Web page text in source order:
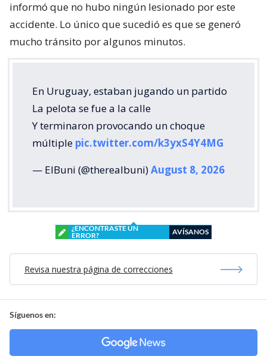
informó que no hubo ningún lesionado por este
accidente. Lo único que sucedió es que se generó
mucho tránsito por algunos minutos.
En Uruguay, estaban jugando un partido
La pelota se fue a la calle
Y terminaron provocando un choque
múltiple pic.twitter.com/k3yxS4Y4MG
— ElBuni (@therealbuni)August 8, 2026
¿ENCONTRASTE UN
ERROR?
AVÍSANOS
Revisa nuestra página de correcciones
Síguenos en: